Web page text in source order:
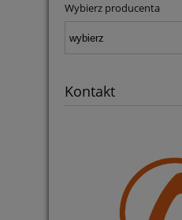
Wybierz producenta
Kontakt